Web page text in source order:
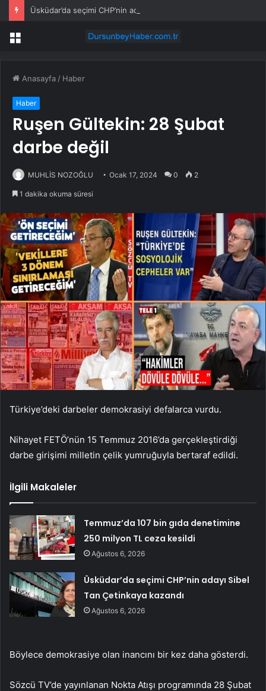
Menü
Anasayfa / Haber
Haber
Ruşen Gültekin: 28 Şubat
darbe değil
MUHLİS NOZOĞLU Ocak 17, 2024 0 2
1 dakika okuma süresi
Türkiye’deki darbeler demokrasiyi defalarca vurdu.
Nihayet FETÖ’nün 15 Temmuz 2016’da gerçekleştirdiği
darbe girişimi milletin çelik yumruğuyla bertaraf edildi.
İlgili Makaleler
Temmuz’da 107 bin gıda denetimine
250 milyon TL ceza kesildi
Ağustos 6, 2026
Üsküdar’da seçimi CHP’nin adayı Sibel
Tan Çetinkaya kazandı
Ağustos 6, 2026
Böylece demokrasiye olan inancını bir kez daha gösterdi.
Sözcü TV’de yayınlanan Nokta Atışı programında 28 Şubat